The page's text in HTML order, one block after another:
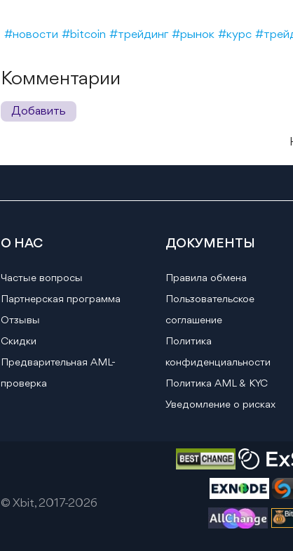
#новости #bitcoin #трейдинг #рынок #курс
Комментарии
Добавить
О НАС
Частые вопросы
Партнерская программа
Отзывы
Скидки
Предварительная AML-
проверка
ДОКУМЕНТЫ
Правила обмена
Пользовательское
соглашение
Политика
конфиденциальности
Политика AML & KYC
Уведомление о рисках
© Xbit, 2017-2026